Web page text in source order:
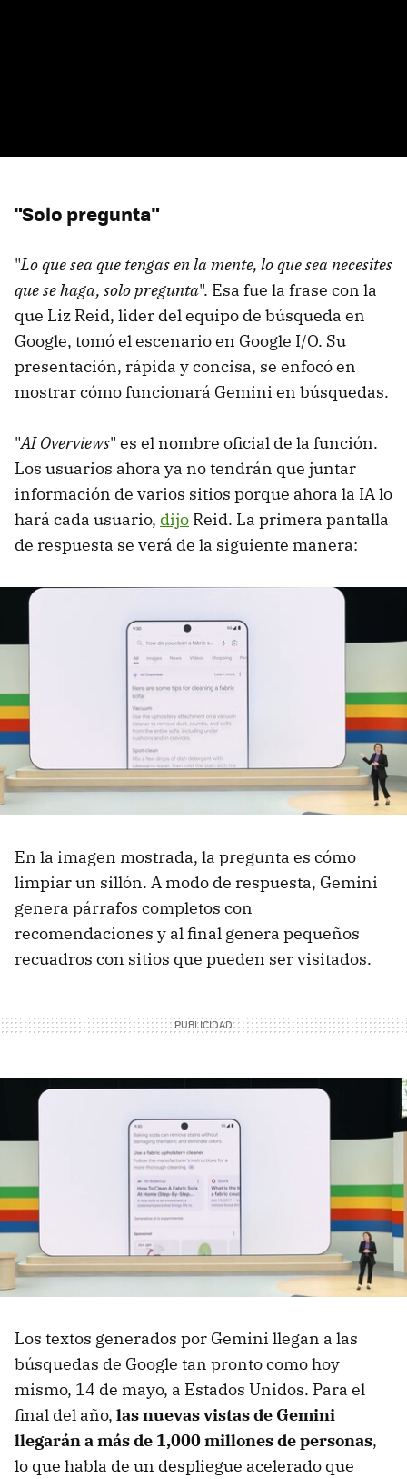
"Solo pregunta"
"Lo que sea que tengas en la mente, lo que sea necesites
que se haga, solo pregunta". Esa fue la frase con la
que Liz Reid, lider del equipo de búsqueda en
Google, tomó el escenario en Google I/O. Su
presentación, rápida y concisa, se enfocó en
mostrar cómo funcionará Gemini en búsquedas.
"AI Overviews" es el nombre oficial de la función.
Los usuarios ahora ya no tendrán que juntar
información de varios sitios porque ahora la IA lo
hará cada usuario, dijo Reid. La primera pantalla
de respuesta se verá de la siguiente manera:
En la imagen mostrada, la pregunta es cómo
limpiar un sillón. A modo de respuesta, Gemini
genera párrafos completos con
recomendaciones y al final genera pequeños
recuadros con sitios que pueden ser visitados.
Los textos generados por Gemini llegan a las
búsquedas de Google tan pronto como hoy
mismo, 14 de mayo, a Estados Unidos. Para el
final del año, las nuevas vistas de Gemini
llegarán a más de 1,000 millones de personas,
lo que habla de un despliegue acelerado que